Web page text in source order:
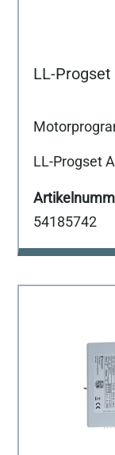
LL-
LL-Progset
54185742